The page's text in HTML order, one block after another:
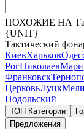
ПОХОЖИЕ НА
{UNIT}
Тактический
КиевХарьков
РогНиколаев
Франковск
ЦерковьЛуцк
Подольский
ТОП Категории
Предложения